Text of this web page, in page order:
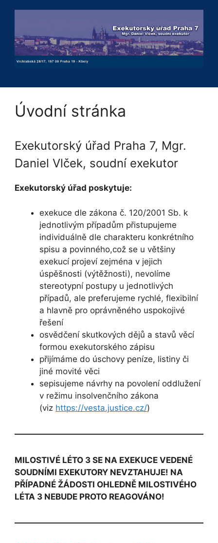
Úvodní stránka
Exekutorský úřad Praha 7, Mgr.
Daniel Vlček, soudní exekutor
Exekutorský úřad poskytuje:
exekuce dle zákona č. 120/2001 Sb. k
jednotlivým případům přistupujeme
individuálně dle charakteru konkrétního
spisu a povinného,což se u většiny
exekucí projeví zejména v jejich
úspěšnosti (výtěžnosti), nevolíme
stereotypní postupy u jednotlivých
případů, ale preferujeme rychlé, flexibilní
a hlavně pro oprávněného uspokojivé
řešení
osvědčení skutkových dějů a stavů věcí
formou exekutorského zápisu
přijímáme do úschovy peníze, listiny či
jiné movité věci
sepisujeme návrhy na povolení oddlužení
v režimu insolvenčního zákona
(viz https://vesta.justice.cz/)
MILOSTIVÉ LÉTO 3 SE NA EXEKUCE VEDENÉ
SOUDNÍMI EXEKUTORY NEVZTAHUJE! NA
PŘÍPADNÉ ŽÁDOSTI OHLEDNĚ MILOSTIVÉHO
LÉTA 3 NEBUDE PROTO REAGOVÁNO!